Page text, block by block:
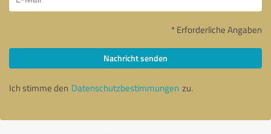
* Erforderliche Angaben
Nachricht senden
Ich stimme den Datenschutzbestimmungen zu.